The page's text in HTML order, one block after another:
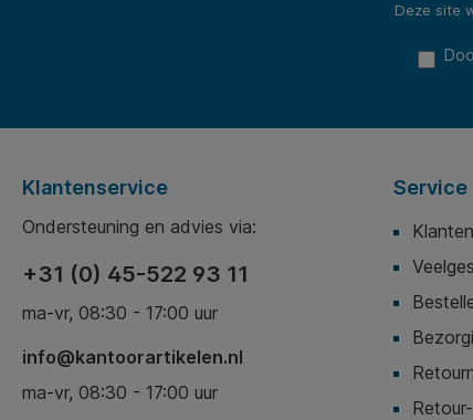
Deze site
Klantenservice
Ondersteuning en advies via:
+31 (0) 45-522 93 11
ma-vr, 08:30 - 17:00 uur
info@kantoorartikelen.nl
ma-vr, 08:30 - 17:00 uur
Service